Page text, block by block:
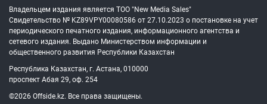
Владельцем издания является ТОО "New Media Sales"
Свидетельство № KZ89VPY00080586 от 27.10.2023 о постановке на учет
периодического печатного издания, информационного агентства и
сетевого издания. Выдано Министерством информации и
общественного развития Республики Казахстан
Республика Казахстан, г. Астана, 010000
проспект Абая 29, оф. 254
©2026 Offside.kz. Все права защищены.